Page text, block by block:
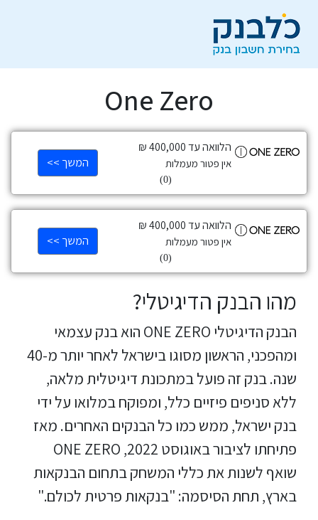
One Zero
הלוואה עד 400,000 ₪
אין פטור מעמלות
(0)
המשך >>
הלוואה עד 400,000 ₪
אין פטור מעמלות
(0)
המשך >>
מהו הבנק הדיגיטלי?
הבנק הדיגיטלי ONE ZERO הוא בנק עצמאי
ומהפכני, הראשון מסוגו בישראל לאחר יותר מ-40
שנה. בנק זה פועל במתכונת דיגיטלית מלאה,
ללא סניפים פיזיים כלל, ומפוקח במלואו על ידי
בנק ישראל, ממש כמו כל הבנקים האחרים. מאז
פתיחתו לציבור באוגוסט 2022, ONE ZERO
שואף לשנות את כללי המשחק בתחום הבנקאות
בארץ, תחת הסיסמה: "בנקאות פרטית לכולם."